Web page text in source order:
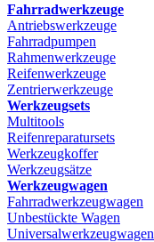
Fahrradwerkzeuge
Antriebswerkzeuge
Fahrradpumpen
Rahmenwerkzeuge
Reifenwerkzeuge
Zentrierwerkzeuge
Werkzeugsets
Multitools
Reifenreparatursets
Werkzeugkoffer
Werkzeugsätze
Werkzeugwagen
Fahrradwerkzeugwagen
Unbestückte Wagen
Universalwerkzeugwagen